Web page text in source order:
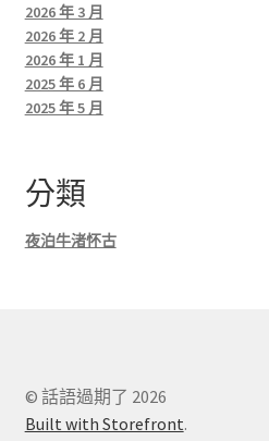
2026 年 3 月
2026 年 2 月
2026 年 1 月
2025 年 6 月
2025 年 5 月
分類
夜泊牛渚怀古
© 話語過期了 2026
Built with Storefront.